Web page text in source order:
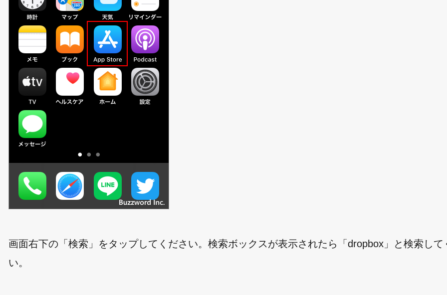
画面右下の「検索」をタップしてください。検索ボックスが表示されたら「dropbox」と検索して
い。